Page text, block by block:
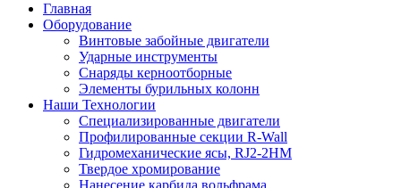
Главная
Оборудование
Винтовые забойные двигатели
Ударные инструменты
Снаряды керноотборные
Элементы бурильных колонн
Наши Технологии
Специализированные двигатели
Профилированные секции R-Wall
Гидромеханические ясы, RJ2-2HM
Твердое хромирование
Нанесение карбида вольфрама